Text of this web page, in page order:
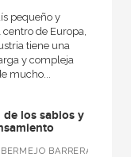
pequeño y
de Europa,
tiene una
y compleja
mucho...
los sabios y
BARRERA